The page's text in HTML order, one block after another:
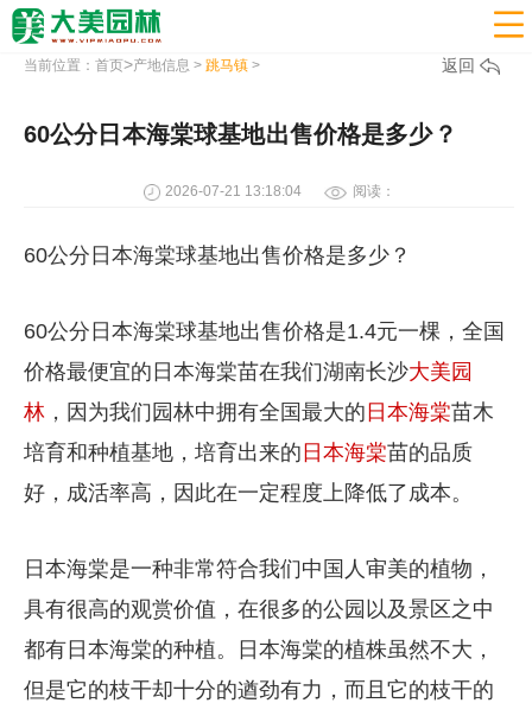

当前位置： 首页>产地信息 > 跳马镇> 返回
60公分日本海棠球基地出售价格是多少？
2026-07-21 13:18:04 阅读：
60公分日本海棠球基地出售价格是多少？
60公分日本海棠球基地出售价格是1.4元一棵，全国
价格最便宜的日本海棠苗在我们湖南长沙大美园
林，因为我们园林中拥有全国最大的 日本海棠苗木
培育和种植基地，培育出来的 日本海棠苗的品质
好，成活率高，因此在一定程度上降低了成本。
日本海棠是一种非常符合我们中国人审美的植物，
具有很高的观赏价值，在很多的公园以及景区之中
都有日本海棠的种植。日本海棠的植株虽然不大，
但是它的枝干却十分的遒劲有力，而且它的枝干的